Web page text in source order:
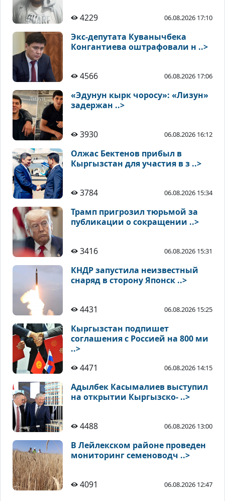
4229 06.08.2026 17:10
Экс-депутата Куванычбека
Конгантиева оштрафовали н ..>
4566 06.08.2026 17:06
«Эдунун кырк чоросу»: «Лизун»
задержан ..>
3930 06.08.2026 16:12
Олжас Бектенов прибыл в
Кыргызстан для участия в з ..>
3784 06.08.2026 15:34
Трамп пригрозил тюрьмой за
публикации о сокращении ..>
3416 06.08.2026 15:31
КНДР запустила неизвестный
снаряд в сторону Японск ..>
4431 06.08.2026 15:25
Кыргызстан подпишет
соглашения с Россией на 800 ми
..>
4471
06.08.2026 14:15
Адылбек Касымалиев выступил
на открытии Кыргызско- ..>
4488 06.08.2026 13:00
В Лейлекском районе проведен
мониторинг семеноводч ..>
4091 06.08.2026 12:47